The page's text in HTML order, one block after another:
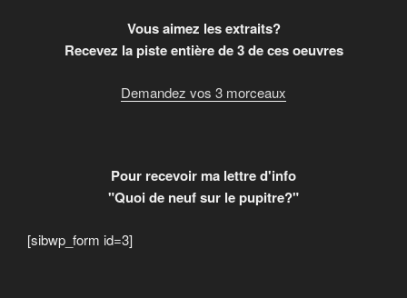
Vous aimez les extraits?
Recevez la piste entière de 3 de ces oeuvres
Demandez vos 3 morceaux
Pour recevoir ma lettre d'info
"Quoi de neuf sur le pupitre?"
[sibwp_form id=3]